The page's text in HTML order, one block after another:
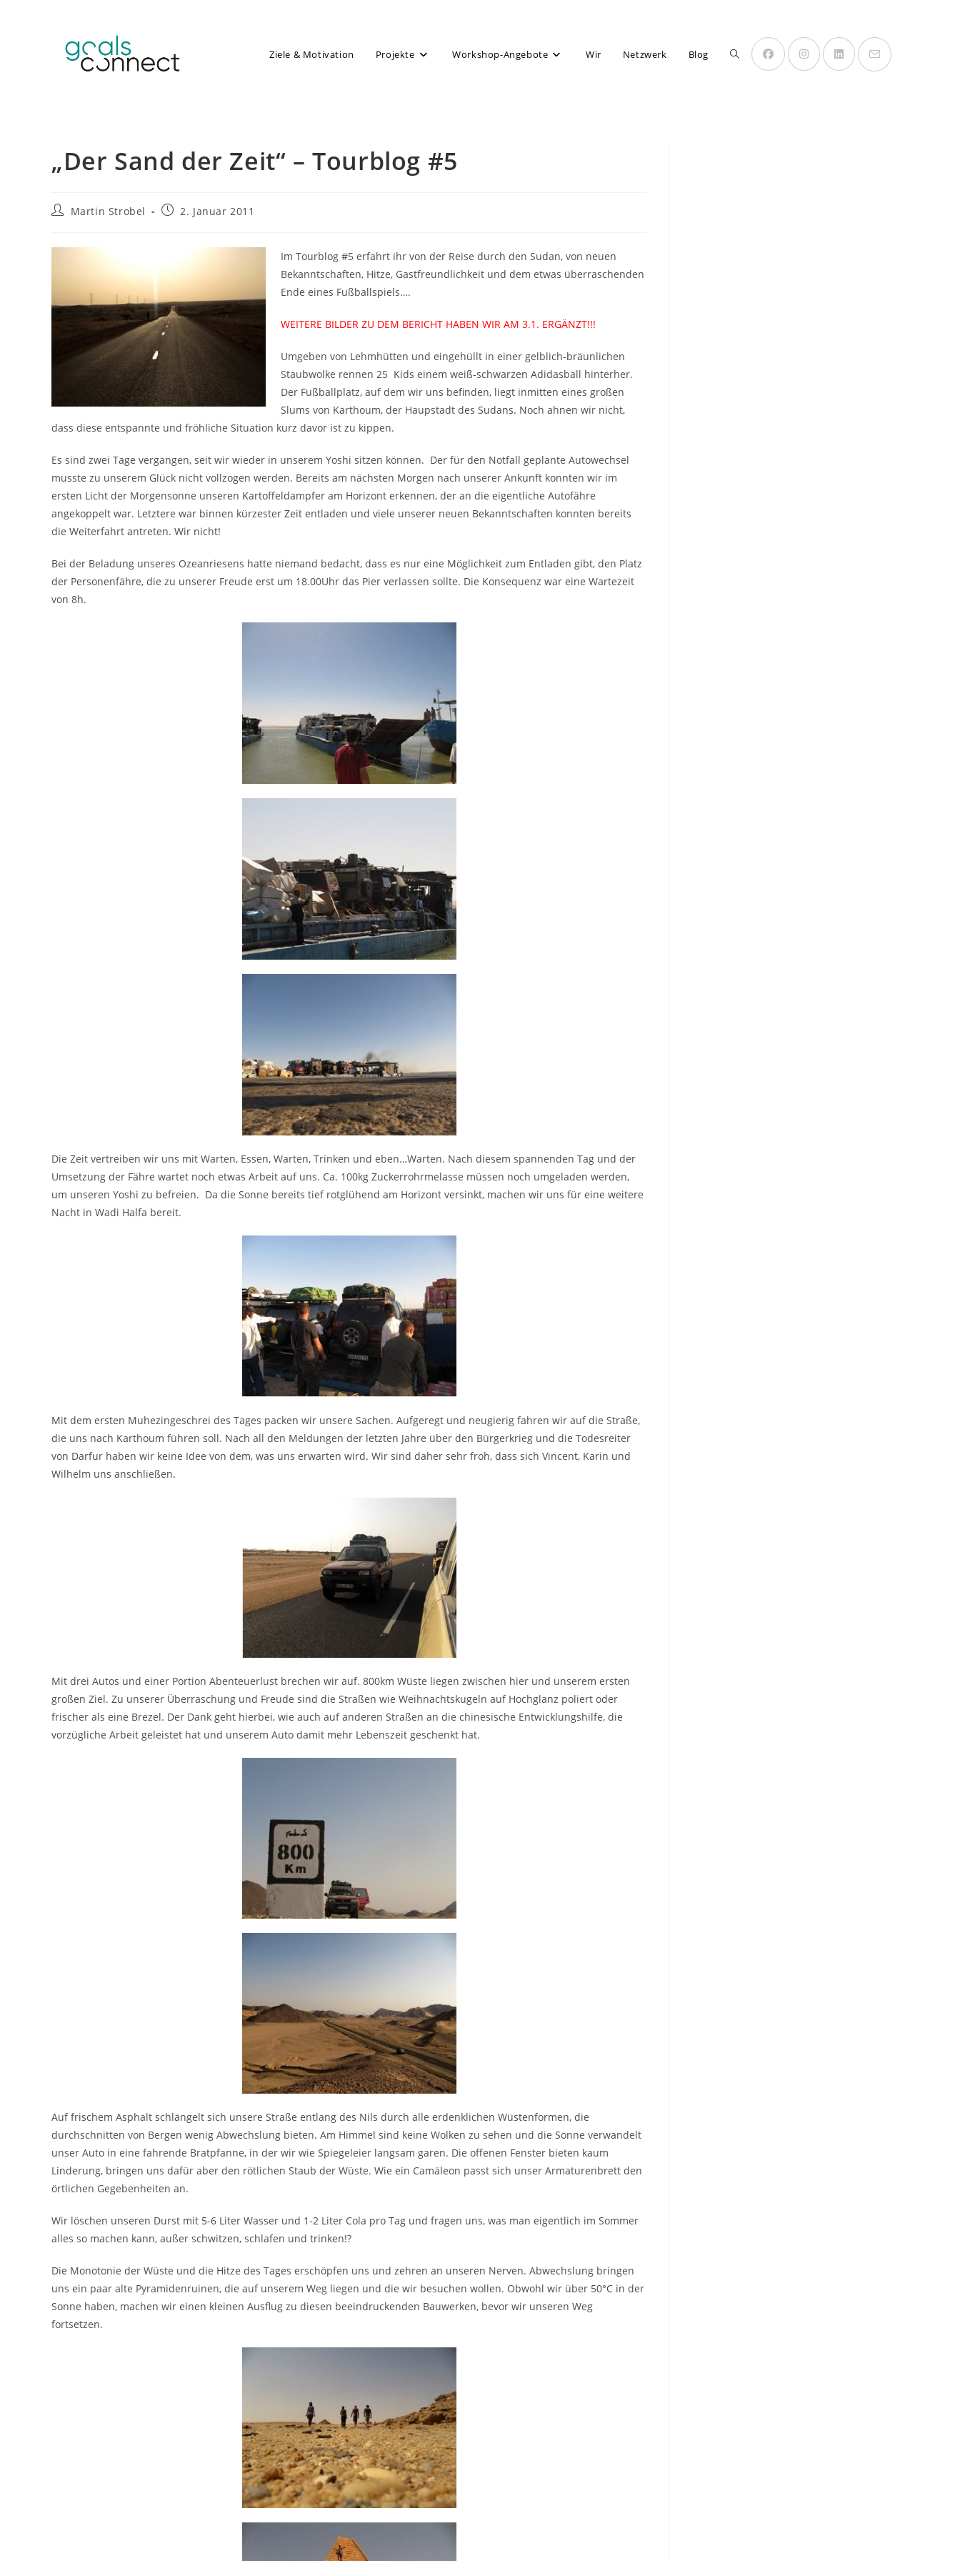
Ziele & Motivation Projekte Workshop-Angebote Wir Netzwerk Blog Website-
„Der Sand der Zeit“ – Tourblog #5
Beitrags-
Martin Strobel
Beitrag2. Januar 2011
Im Tourblog #5 erfahrt ihr von der Reise durch den Sudan, von neuen
Bekanntschaften, Hitze, Gastfreundlichkeit und dem etwas überraschenden
Ende eines Fußballspiels….
WEITERE BILDER ZU DEM BERICHT HABEN WIR AM 3.1. ERGÄNZT!!!
Umgeben von Lehmhütten und eingehüllt in einer gelblich-bräunlichen
Staubwolke rennen 25 Kids einem weiß-schwarzen Adidasball hinterher.
Der Fußballplatz, auf dem wir uns befinden, liegt inmitten eines großen
Slums von Karthoum, der Haupstadt des Sudans. Noch ahnen wir nicht,
dass diese entspannte und fröhliche Situation kurz davor ist zu kippen.
Es sind zwei Tage vergangen, seit wir wieder in unserem Yoshi sitzen können. Der für den Notfall geplante Autowechsel
musste zu unserem Glück nicht vollzogen werden. Bereits am nächsten Morgen nach unserer Ankunft konnten wir im
ersten Licht der Morgensonne unseren Kartoffeldampfer am Horizont erkennen, der an die eigentliche Autofähre
angekoppelt war. Letztere war binnen kürzester Zeit entladen und viele unserer neuen Bekanntschaften konnten bereits
die Weiterfahrt antreten. Wir nicht!
Bei der Beladung unseres Ozeanriesens hatte niemand bedacht, dass es nur eine Möglichkeit zum Entladen gibt, den Platz
der Personenfähre, die zu unserer Freude erst um 18.00Uhr das Pier verlassen sollte. Die Konsequenz war eine Wartezeit
von 8h.
Die Zeit vertreiben wir uns mit Warten, Essen, Warten, Trinken und eben…Warten. Nach diesem spannenden Tag und der
Umsetzung der Fähre wartet noch etwas Arbeit auf uns. Ca. 100kg Zuckerrohrmelasse müssen noch umgeladen werden,
um unseren Yoshi zu befreien. Da die Sonne bereits tief rotglühend am Horizont versinkt, machen wir uns für eine weitere
Nacht in Wadi Halfa bereit.
Mit dem ersten Muhezingeschrei des Tages packen wir unsere Sachen. Aufgeregt und neugierig fahren wir auf die Straße,
die uns nach Karthoum führen soll. Nach all den Meldungen der letzten Jahre über den Bürgerkrieg und die Todesreiter
von Darfur haben wir keine Idee von dem, was uns erwarten wird. Wir sind daher sehr froh, dass sich Vincent, Karin und
Wilhelm uns anschließen.
Mit drei Autos und einer Portion Abenteuerlust brechen wir auf. 800km Wüste liegen zwischen hier und unserem ersten
großen Ziel. Zu unserer Überraschung und Freude sind die Straßen wie Weihnachtskugeln auf Hochglanz poliert oder
frischer als eine Brezel. Der Dank geht hierbei, wie auch auf anderen Straßen an die chinesische Entwicklungshilfe, die
vorzügliche Arbeit geleistet hat und unserem Auto damit mehr Lebenszeit geschenkt hat.
Auf frischem Asphalt schlängelt sich unsere Straße entlang des Nils durch alle erdenklichen Wüstenformen, die
durchschnitten von Bergen wenig Abwechslung bieten. Am Himmel sind keine Wolken zu sehen und die Sonne verwandelt
unser Auto in eine fahrende Bratpfanne, in der wir wie Spiegeleier langsam garen. Die offenen Fenster bieten kaum
Linderung, bringen uns dafür aber den rötlichen Staub der Wüste. Wie ein Camäleon passt sich unser Armaturenbrett den
örtlichen Gegebenheiten an.
Wir löschen unseren Durst mit 5-6 Liter Wasser und 1-2 Liter Cola pro Tag und fragen uns, was man eigentlich im Sommer
alles so machen kann, außer schwitzen, schlafen und trinken!?
Die Monotonie der Wüste und die Hitze des Tages erschöpfen uns und zehren an unseren Nerven. Abwechslung bringen
uns ein paar alte Pyramidenruinen, die auf unserem Weg liegen und die wir besuchen wollen. Obwohl wir über 50°C in der
Sonne haben, machen wir einen kleinen Ausflug zu diesen beeindruckenden Bauwerken, bevor wir unseren Weg
fortsetzen.